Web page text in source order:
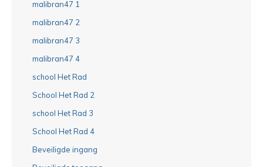
malibran47 1
malibran47 2
malibran47 3
malibran47 4
school Het Rad
School Het Rad 2
school Het Rad 3
School Het Rad 4
Beveiligde ingang